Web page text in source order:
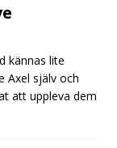
kännas lite
Axel själv och
att uppleva dem